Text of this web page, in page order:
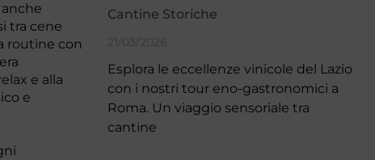
tra cene
routine con
e alla
e
Cantine Storiche
21/03/2026
Esplora le eccellenze vinicole del Lazio
con i nostri tour eno-gastronomici a
Roma. Un viaggio sensoriale tra
cantine